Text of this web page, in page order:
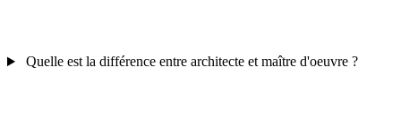
Quelle est la différence entre architecte et maître d'oeuvre ?